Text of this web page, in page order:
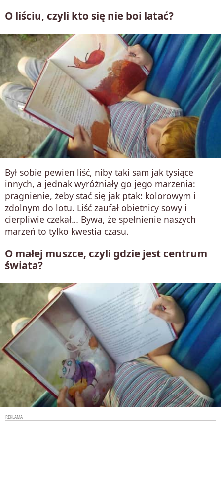
O liściu, czyli kto się nie boi latać?
Był sobie pewien liść, niby taki sam jak tysiące
innych, a jednak wyróżniały go jego marzenia:
pragnienie, żeby stać się jak ptak: kolorowym i
zdolnym do lotu. Liść zaufał obietnicy sowy i
cierpliwie czekał… Bywa, że spełnienie naszych
marzeń to tylko kwestia czasu.
O małej muszce, czyli gdzie jest centrum
świata?